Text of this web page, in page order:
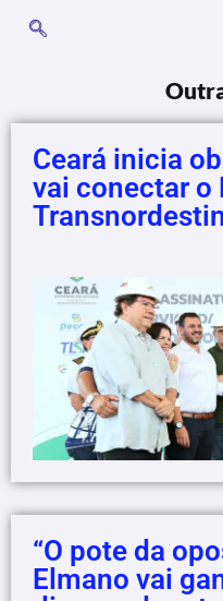
Ceará inicia
vai conectar o
“O pote da
Elmano vai